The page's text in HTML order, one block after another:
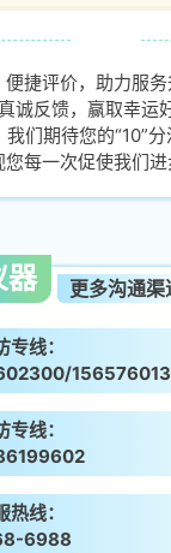
便捷评价，助力服务
诚反馈，赢取幸运
我们期待您的“10”分
您每一次促使我们进
器 更多沟通渠
专线：
专线：
热线：
6988